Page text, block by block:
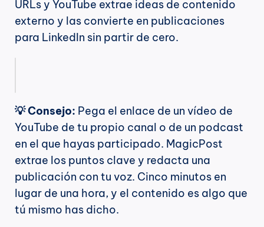
URLs y YouTube extrae ideas de contenido
externo y las convierte en publicaciones
para LinkedIn sin partir de cero.
💡 Consejo: Pega el enlace de un vídeo de
YouTube de tu propio canal o de un podcast
en el que hayas participado. MagicPost
extrae los puntos clave y redacta una
publicación con tu voz. Cinco minutos en
lugar de una hora, y el contenido es algo que
tú mismo has dicho.